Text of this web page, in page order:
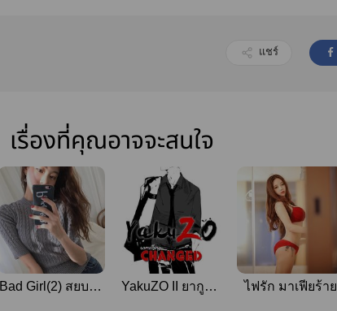
แชร์
เรื่องที่คุณอาจจะสนใจ
Bad Girl(2) สยบรัก
YakuZO II ยากูซ่า
ไฟรัก มาเฟียร้าย